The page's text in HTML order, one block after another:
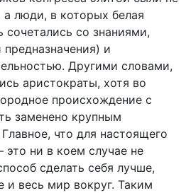
люди, в которых белая
сочетались со знаниями,
и
Другими словами,
аристократы, хотя во
происхождение с
заменено крупным
что для настоящего
это ни в коем случае не
сделать себя лучше,
и весь мир вокруг. Таким